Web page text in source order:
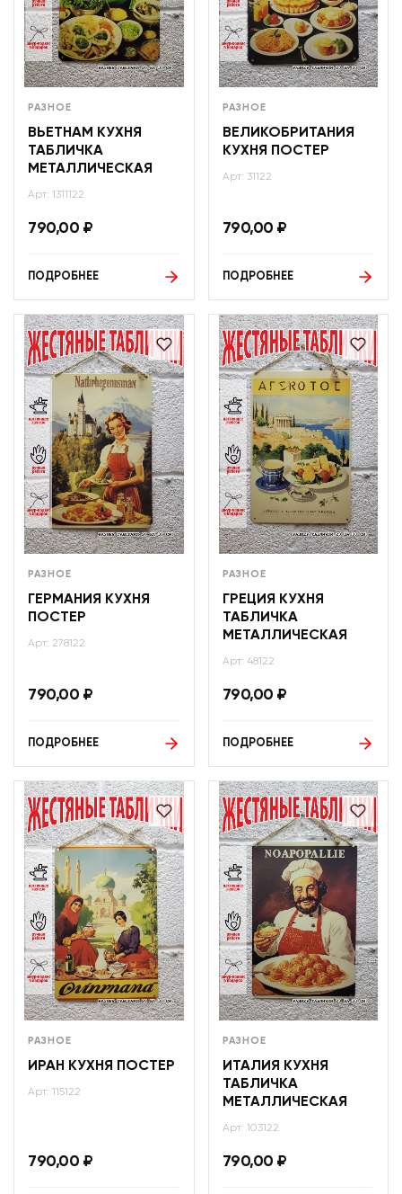
РАЗНОЕ
ВЬЕТНАМ КУХНЯ
ТАБЛИЧКА
МЕТАЛЛИЧЕСКАЯ
Арт: 1311122
790,00 ₽
ПОДРОБНЕЕ
РАЗНОЕ
ВЕЛИКОБРИТАНИЯ
КУХНЯ ПОСТЕР
Арт: 31122
790,00 ₽
ПОДРОБНЕЕ
РАЗНОЕ
ГЕРМАНИЯ КУХНЯ
ПОСТЕР
Арт: 278122
790,00 ₽
ПОДРОБНЕЕ
РАЗНОЕ
ГРЕЦИЯ КУХНЯ
ТАБЛИЧКА
МЕТАЛЛИЧЕСКАЯ
Арт: 48122
790,00 ₽
ПОДРОБНЕЕ
РАЗНОЕ
ИРАН КУХНЯ ПОСТЕР
Арт: 115122
790,00 ₽
РАЗНОЕ
ИТАЛИЯ КУХНЯ
ТАБЛИЧКА
МЕТАЛЛИЧЕСКАЯ
Арт: 103122
790,00 ₽